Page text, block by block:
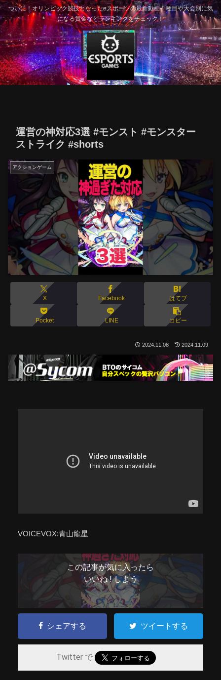
ついに！オリンピック競技となったeスポーツの最新動画！種目や大会別に気
になる賞金などランキングをチェック！
運営の神対応3選 #モンスト #モンスター
ストライク #shorts
アクションゲーム
X Facebook はてブ
Pocket LINE コピー
2024.11.08 2024.11.09
VOICEVOX:青山龍星
この記事が気に入ったら
いいね ! しよう
シェアする ツイートする
Twitter で